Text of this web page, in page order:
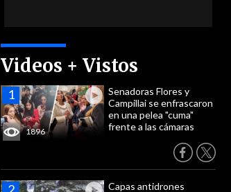
Videos + Vistos
1896
Senadoras Flores y
Campillai se enfrascaron
en una pelea "cuma"
frente a las cámaras
Capas antidrones